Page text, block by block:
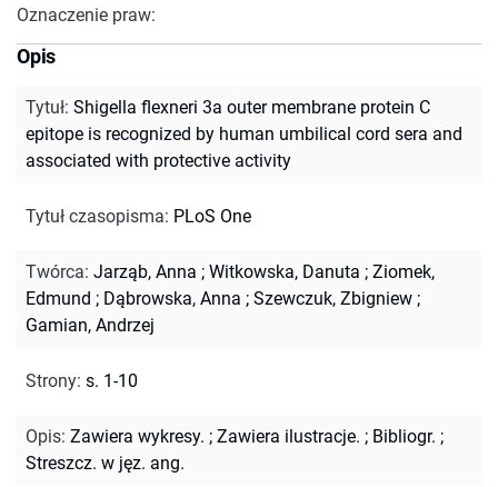
Oznaczenie praw:
Opis
Tytuł: Shigella flexneri 3a outer membrane protein C
epitope is recognized by human umbilical cord sera and
associated with protective activity
Tytuł czasopisma: PLoS One
Twórca: Jarząb, Anna ; Witkowska, Danuta ; Ziomek,
Edmund ; Dąbrowska, Anna ; Szewczuk, Zbigniew ;
Gamian, Andrzej
Strony: s. 1-10
Opis: Zawiera wykresy. ; Zawiera ilustracje. ; Bibliogr. ;
Streszcz. w jęz. ang.